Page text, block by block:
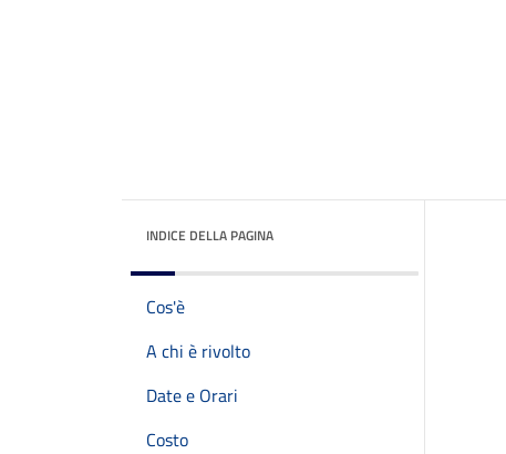
INDICE DELLA PAGINA
Cos'è
A chi è rivolto
Date e Orari
Costo